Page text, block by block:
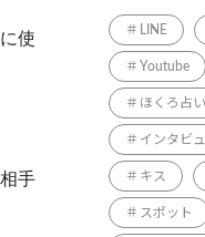
使
手
LINE
Youtube
ほくろ占い
インタビ
キス
スポット